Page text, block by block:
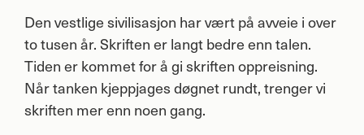
Den vestlige sivilisasjon har vært på avveie i over
to tusen år. Skriften er langt bedre enn talen.
Tiden er kommet for å gi skriften oppreisning.
Når tanken kjeppjages døgnet rundt, trenger vi
skriften mer enn noen gang.